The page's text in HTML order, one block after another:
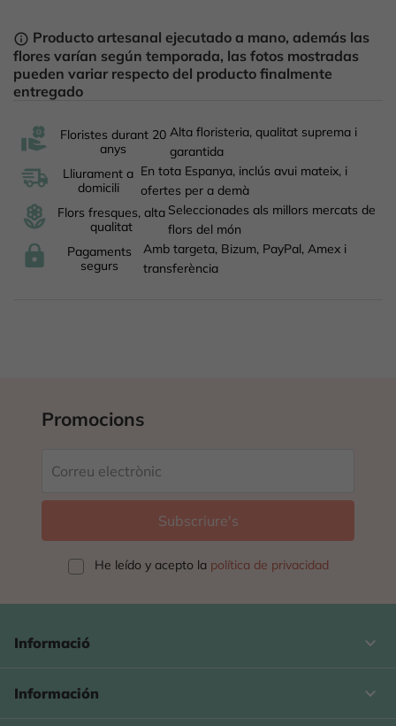
info_outline Producto artesanal ejecutado a mano, además las
flores varían según temporada, las fotos mostradas
pueden variar respecto del producto finalmente
entregado
Floristes durant 20
anys
Alta floristeria, qualitat suprema i
garantida
Lliurament a
domicili
En tota Espanya, inclús avui mateix, i
ofertes per a demà
Flors fresques, alta
qualitat
Seleccionades als millors mercats de
flors del món
Pagaments
segurs
Amb targeta, Bizum, PayPal, Amex i
transferència
Promocions
He leído y acepto la política de privacidad
Informació keyboard_arrow_down
Información 